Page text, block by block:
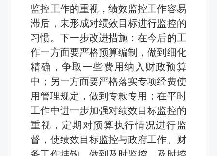
监控工作的重视，绩效监控工作容易
滞后，未形成对绩效目标进行监控的
习惯。下一步改进措施：在今后的工
作一方面要严格预算编制，做到细化
精确，争取一些费用纳入财政预算
中；另一方面要严格落实专项经费使
用管理规定，做到专款专用；在平时
工作中进一步加强对绩效目标监控的
重视，定期对预算执行情况进行监
督，使绩效目标监控与政府工作、财